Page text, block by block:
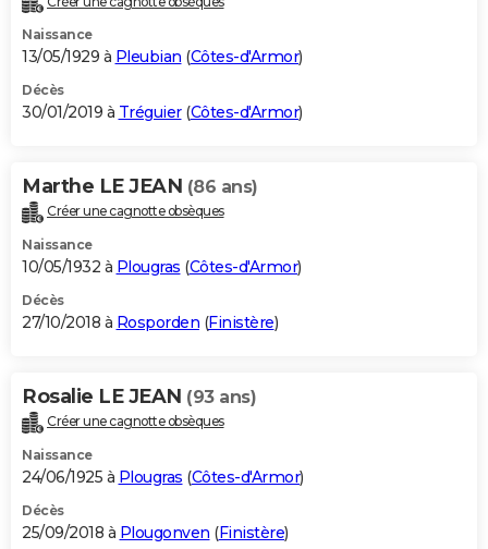
Naissance
13/05/1929 à Pleubian (Côtes-d'Armor)
Décès
30/01/2019 à Tréguier(Côtes-d'Armor)
Marthe LE JEAN (86 ans)
Créer une cagnotte obsèques
Naissance
10/05/1932 à Plougras (Côtes-d'Armor)
Décès
27/10/2018 à Rosporden (Finistère)
Rosalie LE JEAN (93 ans)
Créer une cagnotte obsèques
Naissance
24/06/1925 à Plougras (Côtes-d'Armor)
Décès
25/09/2018 à Plougonven (Finistère)